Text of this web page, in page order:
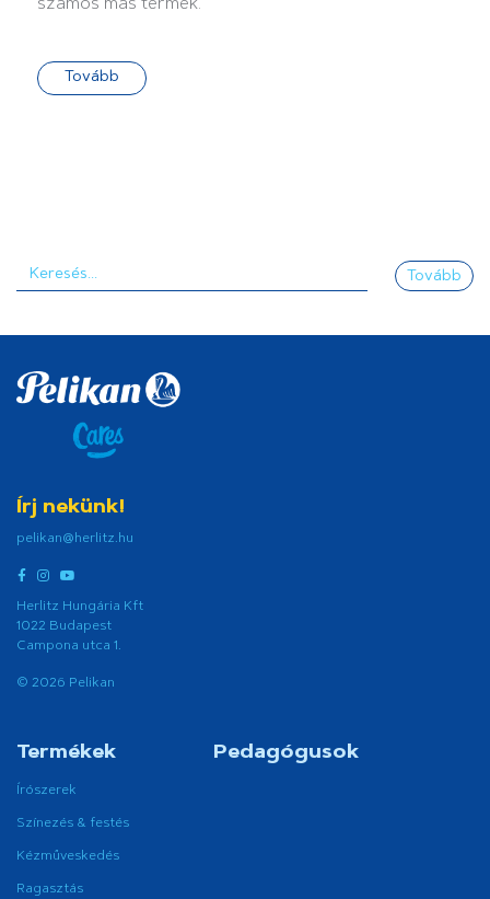
számos más termék.
Tovább
Tovább
Írj nekünk!
pelikan@herlitz.hu
Herlitz Hungária Kft
1022 Budapest
Campona utca 1.
© 2026 Pelikan
Termékek
Írószerek
Színezés & festés
Kézműveskedés
Ragasztás
Pedagógusok